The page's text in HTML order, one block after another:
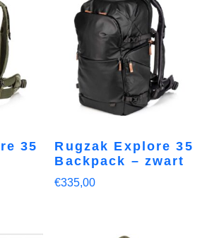
35
Rugzak Explore 35
Backpack – zwart
€335,00